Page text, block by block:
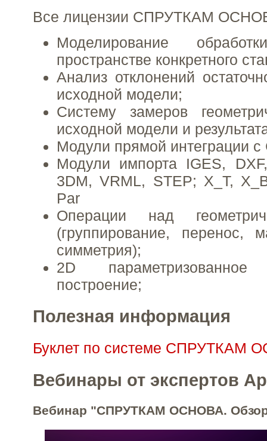
Все лицензии СПРУТКАМ
Моделирование
пространстве конкретного
Анализ отклонений
исходной модели;
Систему замеров
исходной модели и
Модули прямой интеграции
Модули импорта IGES,
3DM, VRML, STEP; X_T,
Par
Операции над
(группирование, перенос,
симметрия);
2D параметризованное
построение;
Полезная информация
Буклет по системе СПРУТКАМ
Вебинары от экспертов
Вебинар "СПРУТКАМ ОСНОВА.